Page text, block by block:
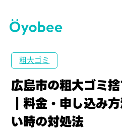
粗大ゴミ
広島市の粗大ゴミ
｜料金・申し込み
い時の対処法